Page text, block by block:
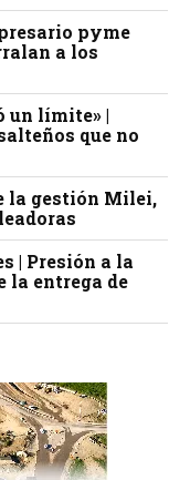
pyme
a los
un límite» |
que no
la gestión Milei,
| Presión a la
la entrega de